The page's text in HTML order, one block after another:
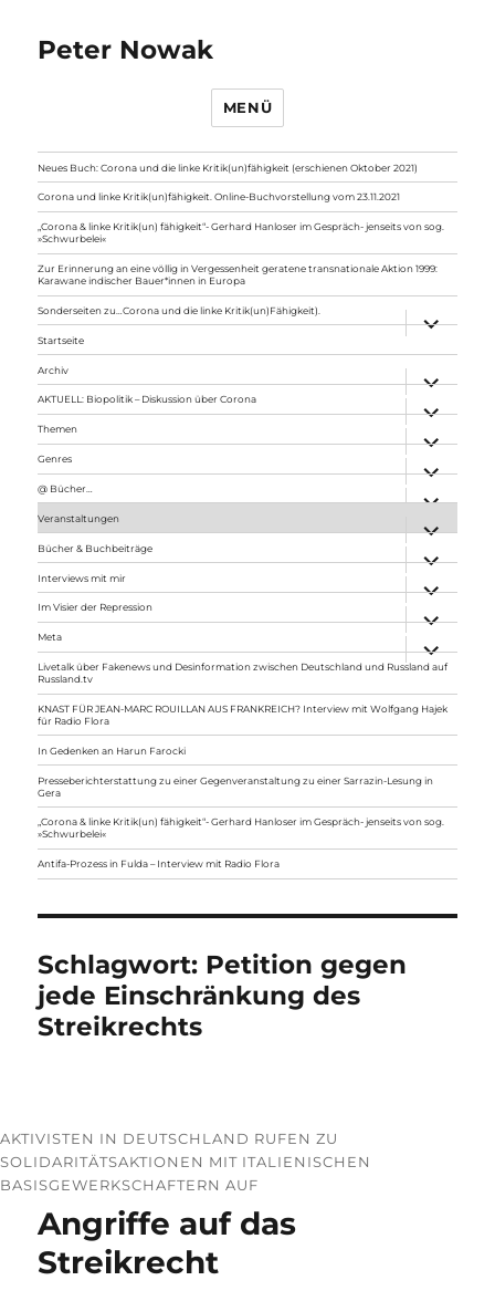
Peter Nowak
MENÜ
Neues Buch: Corona und die linke Kritik(un)fähigkeit (erschienen Oktober 2021)
Corona und linke Kritik(un)fähigkeit. Online-Buchvorstellung vom 23.11.2021
„Corona & linke Kritik(un) fähigkeit“- Gerhard Hanloser im Gespräch- jenseits von sog.
»Schwurbelei«
Zur Erinnerung an eine völlig in Vergessenheit geratene transnationale Aktion 1999:
Karawane indischer Bauer*innen in Europa
Sonderseiten zu…Corona und die linke Kritik(un)Fähigkeit).
anzeigen
Startseite
Archiv
anzeigen
AKTUELL: Biopolitik – Diskussion über Corona
anzeigen
Themen
anzeigen
Genres
anzeigen
@ Bücher…
Veranstaltungen
anzeigen
Bücher & Buchbeiträge
anzeigen
Interviews mit mir
anzeigen
Im Visier der Repression
anzeigen
Meta
anzeigen
Livetalk über Fakenews und Desinformation zwischen Deutschland und Russland auf
Russland.tv
KNAST FÜR JEAN-MARC ROUILLAN AUS FRANKREICH? Interview mit Wolfgang Hajek
für Radio Flora
In Gedenken an Harun Farocki
Presseberichterstattung zu einer Gegenveranstaltung zu einer Sarrazin-Lesung in
Gera
„Corona & linke Kritik(un) fähigkeit“- Gerhard Hanloser im Gespräch- jenseits von sog.
»Schwurbelei«
Antifa-Prozess in Fulda – Interview mit Radio Flora
Schlagwort: Petition gegen
jede Einschränkung des
Streikrechts
AKTIVISTEN IN DEUTSCHLAND RUFEN ZU
SOLIDARITÄTSAKTIONEN MIT ITALIENISCHEN
BASISGEWERKSCHAFTERN AUF
Angriffe auf das
Streikrecht